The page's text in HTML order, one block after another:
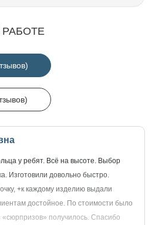
у ребят. Всё на высоте. Выбор
Изготовили довольно быстро.
+к каждому изделию выдали
достойное. По стоимости было
«сюрпризов» получилось. Спасибо